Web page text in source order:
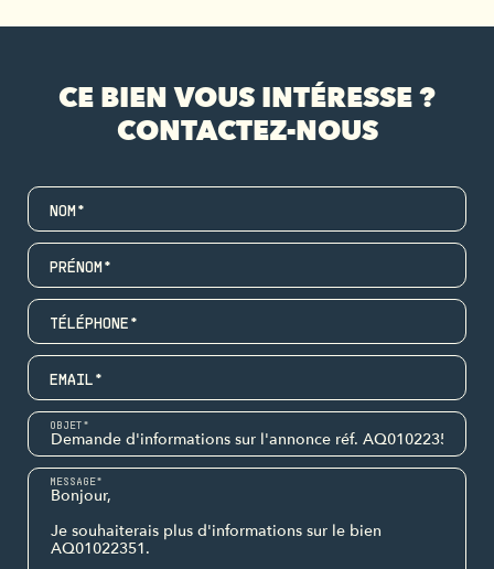
CE BIEN VOUS INTÉRESSE ?
CONTACTEZ-NOUS
NOM*
PRÉNOM*
TÉLÉPHONE*
EMAIL*
OBJET*
MESSAGE*